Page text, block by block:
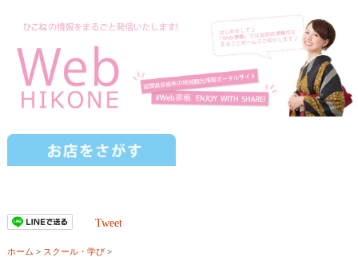
Tweet
ホーム > スクール・学び>